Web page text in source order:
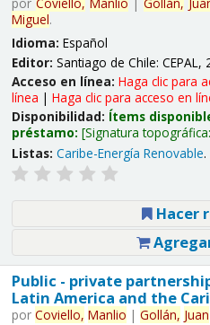
Miguel.
Idioma: Español
Editor: Santiago de Chile: CEPAL,
Acceso en línea: Haga clic para
línea | Haga clic para acceso en
Disponibilidad: Ítems
préstamo: Signatura topográfica:
Listas: Caribe-Energía Renovable.
Hacer
Public - private
Latin America and the
por Coviello, Manlio | Gollán, Juan